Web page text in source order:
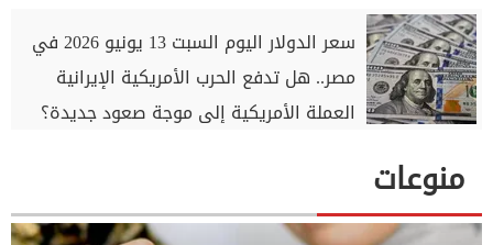
سعر الدولار اليوم السبت 13 يونيو 2026 في
مصر.. هل تدفع الحرب الأمريكية الإيرانية
العملة الأمريكية إلى موجة صعود جديدة؟
منوعات